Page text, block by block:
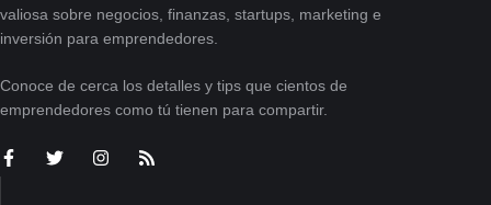
valiosa sobre negocios, finanzas, startups, marketing e
inversión para emprendedores.
Conoce de cerca los detalles y tips que cientos de
emprendedores como tú tienen para compartir.